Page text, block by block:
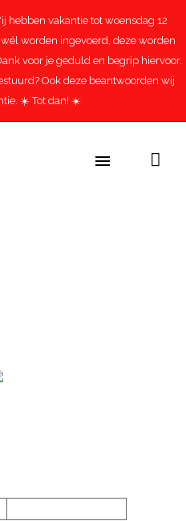
hebben vakantie tot woensdag 12
worden ingevoerd, deze worden
voor je geduld en begrip hiervoor.
Ook deze beantwoorden wij
☀️ Tot dan! ☀️